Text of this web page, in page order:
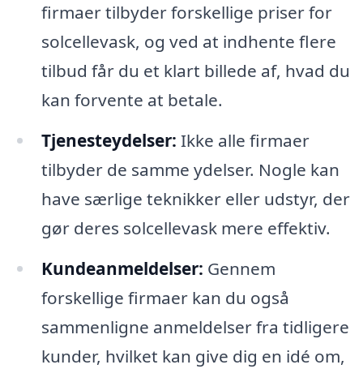
firmaer tilbyder forskellige priser for
solcellevask, og ved at indhente flere
tilbud får du et klart billede af, hvad du
kan forvente at betale.
Tjenesteydelser: Ikke alle firmaer
tilbyder de samme ydelser. Nogle kan
have særlige teknikker eller udstyr, der
gør deres solcellevask mere effektiv.
Kundeanmeldelser: Gennem
forskellige firmaer kan du også
sammenligne anmeldelser fra tidligere
kunder, hvilket kan give dig en idé om,